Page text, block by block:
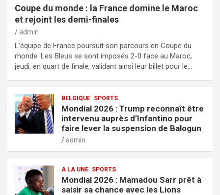
Coupe du monde : la France domine le Maroc
et rejoint les demi-finales
admin
L’équipe de France poursuit son parcours en Coupe du
monde. Les Bleus se sont imposés 2-0 face au Maroc,
jeudi, en quart de finale, validant ainsi leur billet pour le…
BELGIQUE SPORTS
Mondial 2026 : Trump reconnaît être
intervenu auprès d’Infantino pour
faire lever la suspension de Balogun
admin
A LA UNE SPORTS
Mondial 2026 : Mamadou Sarr prêt à
saisir sa chance avec les Lions